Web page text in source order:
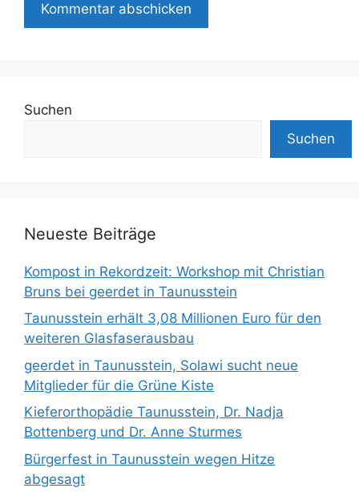
Suchen
Suchen
Neueste Beiträge
Kompost in Rekordzeit: Workshop mit Christian
Bruns bei geerdet in Taunusstein
Taunusstein erhält 3,08 Millionen Euro für den
weiteren Glasfaserausbau
geerdet in Taunusstein, Solawi sucht neue
Mitglieder für die Grüne Kiste
Kieferorthopädie Taunusstein, Dr. Nadja
Bottenberg und Dr. Anne Sturmes
Bürgerfest in Taunusstein wegen Hitze
abgesagt